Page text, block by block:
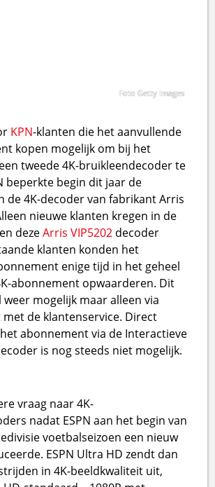
Foto Getty Images
KPN-klanten die het aanvullende
kopen mogelijk om bij het
tweede 4K-bruikleendecoder te
beperkte begin dit jaar de
de 4K-decoder van fabrikant Arris
nieuwe klanten kregen in de
dezeArris VIP5202 decoder
klanten konden het
enige tijd in het geheel
abonnement opwaarderen. Dit
mogelijk maar alleen via
de klantenservice. Direct
abonnement via de Interactieve
is nog steeds niet mogelijk.
vraag naar 4K-
nadat ESPN aan het begin van
voetbalseizoen een nieuw
ESPN Ultra HD zendt dan
in 4K-beeldkwaliteit uit,